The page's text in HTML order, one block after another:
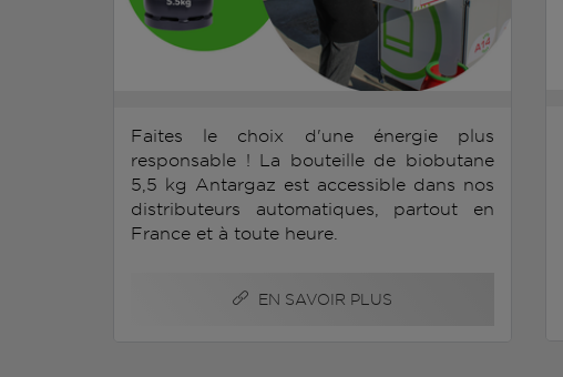
Faites le choix d'une énergie plus
responsable ! La bouteille de biobutane
5,5 kg Antargaz est accessible dans nos
distributeurs automatiques, partout en
France et à toute heure.
EN SAVOIR PLUS